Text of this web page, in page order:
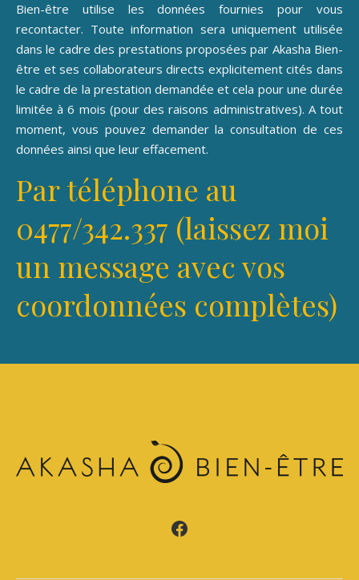
Bien-être utilise les données fournies pour vous
recontacter. Toute information sera uniquement utilisée
dans le cadre des prestations proposées par Akasha Bien-
être et ses collaborateurs directs explicitement cités dans
le cadre de la prestation demandée et cela pour une durée
limitée à 6 mois (pour des raisons administratives). A tout
moment, vous pouvez demander la consultation de ces
données ainsi que leur effacement.
Par téléphone au
0477/342.337 (laissez moi
un message avec vos
coordonnées complètes)
Facebook